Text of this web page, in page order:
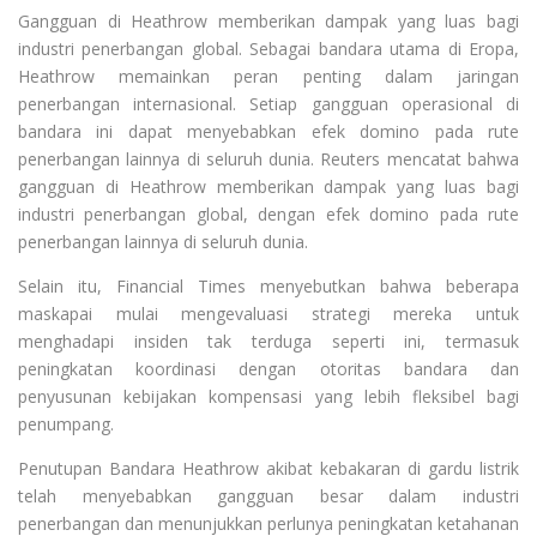
Gangguan di Heathrow memberikan dampak yang luas bagi
industri penerbangan global. Sebagai bandara utama di Eropa,
Heathrow memainkan peran penting dalam jaringan
penerbangan internasional. Setiap gangguan operasional di
bandara ini dapat menyebabkan efek domino pada rute
penerbangan lainnya di seluruh dunia. Reuters mencatat bahwa
gangguan di Heathrow memberikan dampak yang luas bagi
industri penerbangan global, dengan efek domino pada rute
penerbangan lainnya di seluruh dunia.
Selain itu, Financial Times menyebutkan bahwa beberapa
maskapai mulai mengevaluasi strategi mereka untuk
menghadapi insiden tak terduga seperti ini, termasuk
peningkatan koordinasi dengan otoritas bandara dan
penyusunan kebijakan kompensasi yang lebih fleksibel bagi
penumpang.
Penutupan Bandara Heathrow akibat kebakaran di gardu listrik
telah menyebabkan gangguan besar dalam industri
penerbangan dan menunjukkan perlunya peningkatan ketahanan